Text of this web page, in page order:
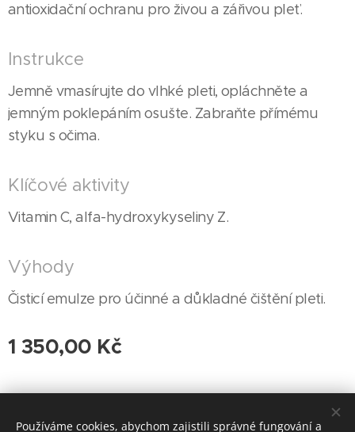
antioxidační ochranu pro živou a zářivou pleť.
Instrukce
Jemně vmasírujte do vlhké pleti, opláchněte a
jemným poklepáním osušte. Zabraňte přímému
styku s očima.
Klíčové aktivity
Vitamin C, alfa-hydroxykyseliny Z.
Výhody
Čisticí emulze pro účinné a důkladné čištění pleti.
1 350,00 Kč
© 2023 Delicate Permanent & Cosmetics | Všechna práva vyhrazena
Používáme cookies, abychom zajistili správné fungování a